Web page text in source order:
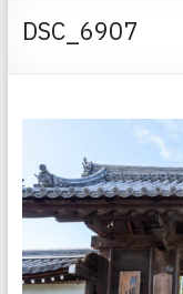
DSC_6907